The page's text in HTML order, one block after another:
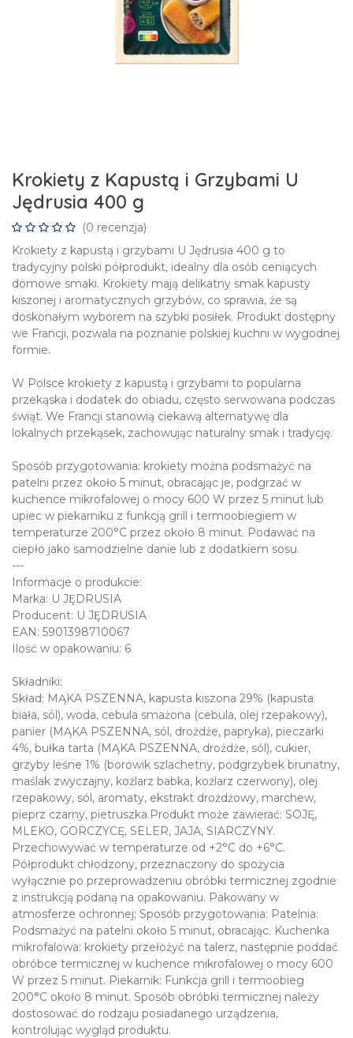
Krokiety z Kapustą i Grzybami U
Jędrusia 400 g
(0 recenzja)
Krokiety z kapustą i grzybami U Jędrusia 400 g to
tradycyjny polski półprodukt, idealny dla osób ceniących
domowe smaki. Krokiety mają delikatny smak kapusty
kiszonej i aromatycznych grzybów, co sprawia, że są
doskonałym wyborem na szybki posiłek. Produkt dostępny
we Francji, pozwala na poznanie polskiej kuchni w wygodnej
formie.
W Polsce krokiety z kapustą i grzybami to popularna
przekąska i dodatek do obiadu, często serwowana podczas
świąt. We Francji stanowią ciekawą alternatywę dla
lokalnych przekąsek, zachowując naturalny smak i tradycję.
Sposób przygotowania: krokiety można podsmażyć na
patelni przez około 5 minut, obracając je, podgrzać w
kuchence mikrofalowej o mocy 600 W przez 5 minut lub
upiec w piekarniku z funkcją grill i termoobiegiem w
temperaturze 200°C przez około 8 minut. Podawać na
ciepło jako samodzielne danie lub z dodatkiem sosu.
---
Informacje o produkcie:
Marka: U JĘDRUSIA
Producent: U JĘDRUSIA
EAN: 5901398710067
Ilość w opakowaniu: 6
Składniki:
Skład: MĄKA PSZENNA, kapusta kiszona 29% (kapusta
biała, sól), woda, cebula smażona (cebula, olej rzepakowy),
panier (MĄKA PSZENNA, sól, drożdże, papryka), pieczarki
4%, bułka tarta (MĄKA PSZENNA, drożdże, sól), cukier,
grzyby leśne 1% (borowik szlachetny, podgrzybek brunatny,
maślak zwyczajny, koźlarz babka, koźlarz czerwony), olej
rzepakowy, sól, aromaty, ekstrakt drożdżowy, marchew,
pieprz czarny, pietruszka.Produkt może zawierać: SOJĘ,
MLEKO, GORCZYCĘ, SELER, JAJA, SIARCZYNY.
Przechowywać w temperaturze od +2°C do +6°C.
Półprodukt chłodzony, przeznaczony do spożycia
wyłącznie po przeprowadzeniu obróbki termicznej zgodnie
z instrukcją podaną na opakowaniu. Pakowany w
atmosferze ochronnej; Sposób przygotowania: Patelnia:
Podsmażyć na patelni około 5 minut, obracając. Kuchenka
mikrofalowa: krokiety przełożyć na talerz, następnie poddać
obróbce termicznej w kuchence mikrofalowej o mocy 600
W przez 5 minut. Piekarnik: Funkcja grill i termoobieg
200°C około 8 minut. Sposób obróbki termicznej należy
dostosować do rodzaju posiadanego urządzenia,
kontrolując wygląd produktu.